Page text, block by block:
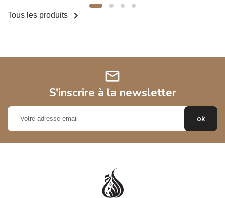
Tous les produits 
mail
S'inscrire à la newsletter